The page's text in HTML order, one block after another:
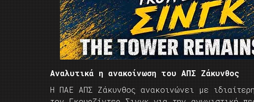
Αναλυτικά η ανακοίνωση του ΑΠΣ Ζάκυνθος
Η ΠΑΕ ΑΠΣ Ζάκυνθος ανακοινώνει με